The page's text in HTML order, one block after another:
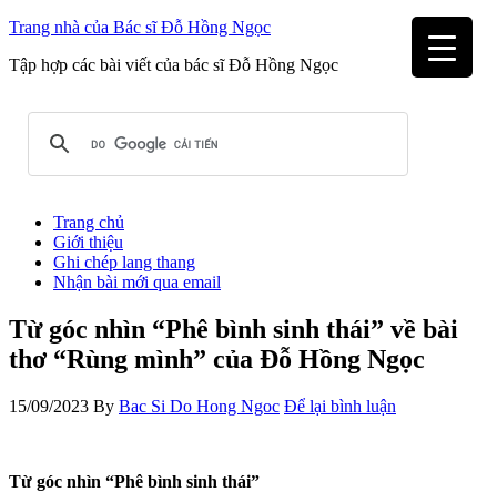
Trang nhà của Bác sĩ Đỗ Hồng Ngọc
Tập hợp các bài viết của bác sĩ Đỗ Hồng Ngọc
Trang chủ
Giới thiệu
Ghi chép lang thang
Nhận bài mới qua email
Từ góc nhìn “Phê bình sinh thái” về bài
thơ “Rùng mình” của Đỗ Hồng Ngọc
15/09/2023 By Bac Si Do Hong Ngoc Để lại bình luận
Từ góc nhìn “Phê bình sinh thái”